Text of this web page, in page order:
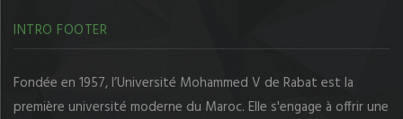
INTRO FOOTER
Fondée en 1957, l’Université Mohammed V de Rabat est la
première université moderne du Maroc. Elle s'engage à offrir une